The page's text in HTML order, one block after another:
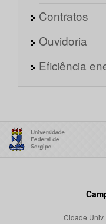
Contratos
Ouvidoria
Eficiência
Cidade